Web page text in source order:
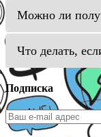
Можно ли
Что делать,
Подписка